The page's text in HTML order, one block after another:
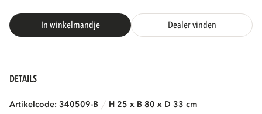
In winkelmandje Dealer vinden
DETAILS
Artikelcode: 340509-B H 25 x B 80 x D 33 cm